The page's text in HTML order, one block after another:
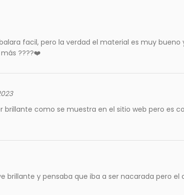
facil, pero la verdad el material es muy
????❤️
brillante como se muestra en el sitio web pero
brillante y pensaba que iba a ser nacarada pero